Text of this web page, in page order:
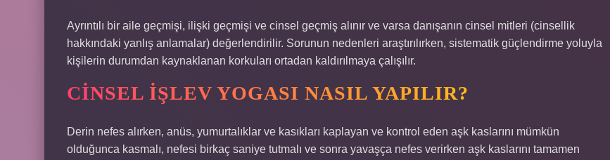
Ayrıntılı bir aile geçmişi, ilişki geçmişi ve cinsel geçmiş alınır ve varsa danışanın cinsel mitleri (cinsellik
hakkındaki yanlış anlamalar) değerlendirilir. Sorunun nedenleri araştırılırken, sistematik güçlendirme yoluyla
kişilerin durumdan kaynaklanan korkuları ortadan kaldırılmaya çalışılır.
CINSEL IŞLEV YOGASI NASIL YAPILIR?
Derin nefes alırken, anüs, yumurtalıklar ve kasıkları kaplayan ve kontrol eden aşk kaslarını mümkün
olduğunca kasmalı, nefesi birkaç saniye tutmalı ve sonra yavaşça nefes verirken aşk kaslarını tamamen